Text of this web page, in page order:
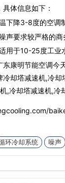
体信息如下：
降3-8度的空调制
要求较严格的商
于10-25度工业水
东康明节能空调今
却塔减速机,冷
,冷却塔减速机,冷
环冷却系统 噪声